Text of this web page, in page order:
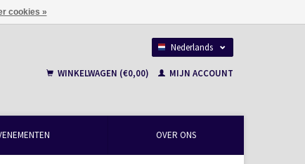
Nederlands
WINKELWAGEN (€0,00)
MIJN ACCOUNT
OVER ONS
cookies »